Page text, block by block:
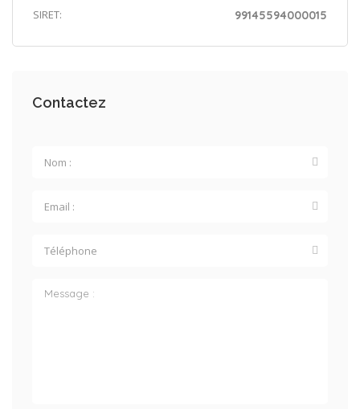
SIRET: 99145594000015
Contactez